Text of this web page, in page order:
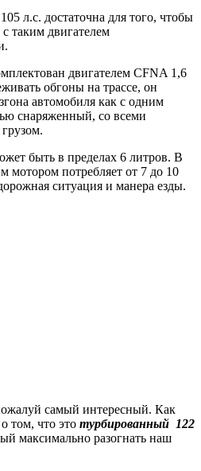
л.с. достаточна для того, чтобы
таким двигателем
двигателем CFNA 1,6
обгоны на трассе, он
автомобиля как с одним
снаряженный, со всеми
быть в пределах 6 литров. В
мотором потребляет от 7 до 10
ситуация и манера езды.
самый интересный. Как
том, что это турбированный 122
максимально разогнать наш